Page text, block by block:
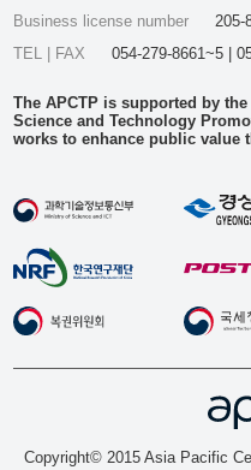
Business license number
205-
TEL | FAX
054-279-8661~5 |
The APCTP is supported by
Science and Technology
works to enhance public value
Copyright© 2015 Asia Pacific